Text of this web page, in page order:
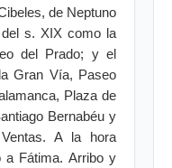
de Neptuno
s. XIX como la
del Prado; y el
Gran Vía, Paseo
Plaza de
Bernabéu y
A la hora
a Fátima. Arribo y